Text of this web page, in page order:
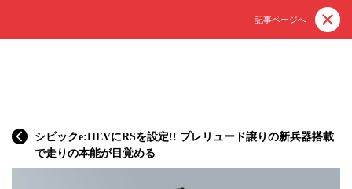
記事ページへ
シビックe:HEVにRSを設定!! プレリュード譲りの新兵器搭載
で走りの本能が目覚める